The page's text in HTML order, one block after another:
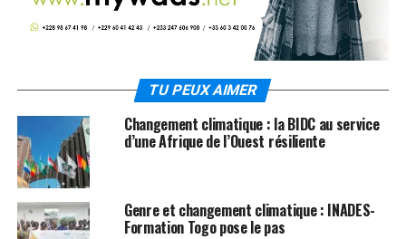
TU PEUX AIMER
Changement climatique : la BIDC au service
d’une Afrique de l’Ouest résiliente
Genre et changement climatique : INADES-
Formation Togo pose le pas